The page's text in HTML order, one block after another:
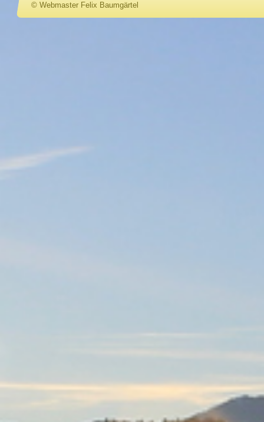
© Webmaster Felix Baumgärtel